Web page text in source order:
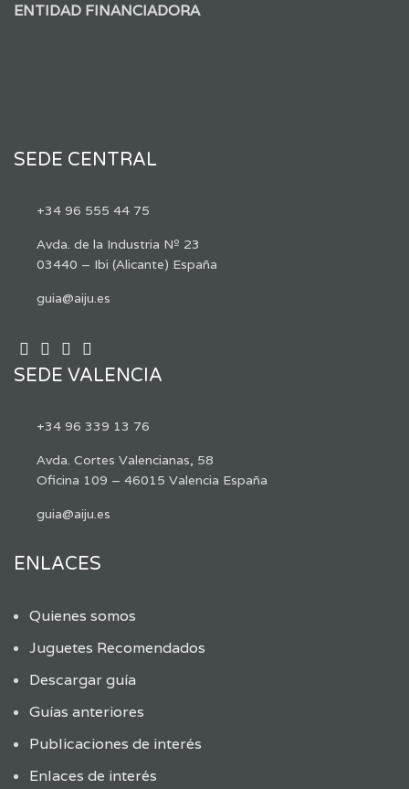
ENTIDAD FINANCIADORA
SEDE CENTRAL
+34 96 555 44 75
Avda. de la Industria Nº 23
03440 – Ibi (Alicante) España
guia@aiju.es
SEDE VALENCIA
+34 96 339 13 76
Avda. Cortes Valencianas, 58
Oficina 109 – 46015 Valencia España
guia@aiju.es
ENLACES
Quienes somos
Juguetes Recomendados
Descargar guía
Guías anteriores
Publicaciones de interés
Enlaces de interés